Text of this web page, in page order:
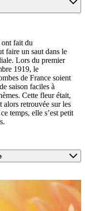
ont fait du
faire un saut dans le
Lors du premier
1919, le
de France soient
saison faciles à
Cette fleur était,
alors retrouvée sur les
temps, elle s’est petit